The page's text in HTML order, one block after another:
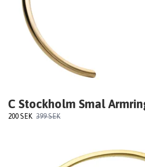
C Stockholm Smal
200 SEK 399 SEK